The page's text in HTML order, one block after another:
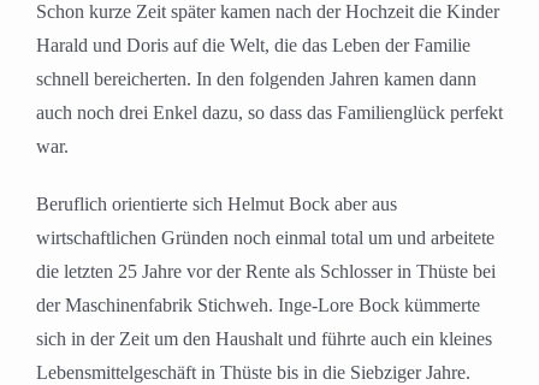
Schon kurze Zeit später kamen nach der Hochzeit die Kinder
Harald und Doris auf die Welt, die das Leben der Familie
schnell bereicherten. In den folgenden Jahren kamen dann
auch noch drei Enkel dazu, so dass das Familienglück perfekt
war.
Beruflich orientierte sich Helmut Bock aber aus
wirtschaftlichen Gründen noch einmal total um und arbeitete
die letzten 25 Jahre vor der Rente als Schlosser in Thüste bei
der Maschinenfabrik Stichweh. Inge-Lore Bock kümmerte
sich in der Zeit um den Haushalt und führte auch ein kleines
Lebensmittelgeschäft in Thüste bis in die Siebziger Jahre.